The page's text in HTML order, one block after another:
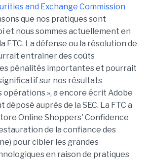
and Exchange Commission
que nos pratiques sont
et nous sommes actuellement en
FTC. La défense ou la résolution de
entraîner des coûts
pénalités importantes et pourrait
sur nos résultats
», a encore écrit Adobe
déposé auprès de la SEC. La FTC a
Online Shoppers' Confidence
de la confiance des
pour cibler les grandes
en raison de pratiques